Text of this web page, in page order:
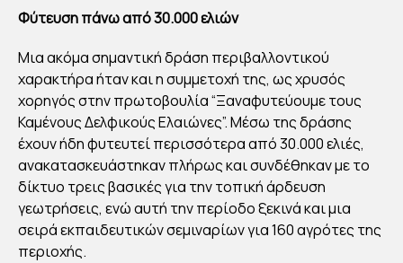
Φύτευση πάνω από 30.000 ελιών
Μια ακόμα σημαντική δράση περιβαλλοντικού
χαρακτήρα ήταν και η συμμετοχή της, ως χρυσός
χορηγός στην πρωτοβουλία “Ξαναφυτεύουμε τους
Καμένους Δελφικούς Ελαιώνες”. Μέσω της δράσης
έχουν ήδη φυτευτεί περισσότερα από 30.000 ελιές,
ανακατασκευάστηκαν πλήρως και συνδέθηκαν με το
δίκτυο τρεις βασικές για την τοπική άρδευση
γεωτρήσεις, ενώ αυτή την περίοδο ξεκινά και μια
σειρά εκπαιδευτικών σεμιναρίων για 160 αγρότες της
περιοχής.